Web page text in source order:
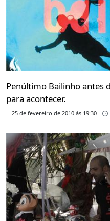
Penúltimo Bailinho antes
para acontecer.
25 de fevereiro de 2010 às 19:30